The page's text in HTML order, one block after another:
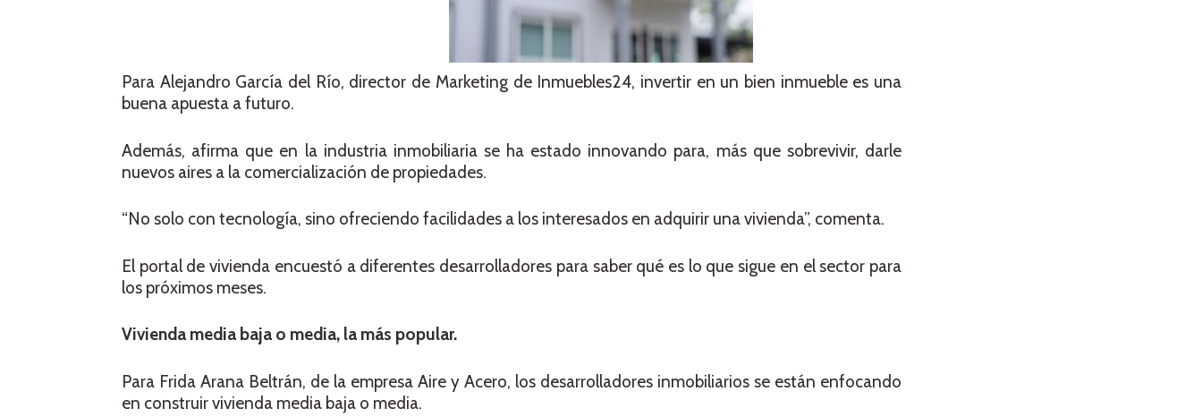
Para Alejandro García del Río, director de Marketing de Inmuebles24, invertir en un bien inmueble es una
buena apuesta a futuro.
Además, afirma que en la industria inmobiliaria se ha estado innovando para, más que sobrevivir, darle
nuevos aires a la comercialización de propiedades.
“No solo con tecnología, sino ofreciendo facilidades a los interesados en adquirir una vivienda”, comenta.
El portal de vivienda encuestó a diferentes desarrolladores para saber qué es lo que sigue en el sector para
los próximos meses.
Vivienda media baja o media, la más popular.
Para Frida Arana Beltrán, de la empresa Aire y Acero, los desarrolladores inmobiliarios se están enfocando
en construir vivienda media baja o media.